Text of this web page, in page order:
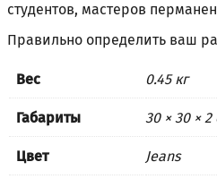
студентов, мастеров
Правильно определить ваш
Вес 0.45 кг
Габариты 30 × 30 × 2
Цвет Jeans